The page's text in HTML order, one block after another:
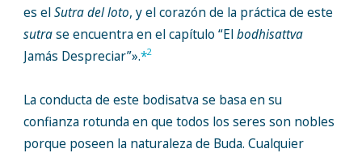
es elSutra del loto, y el corazón de la práctica de este
sutrase encuentra en el capítulo “Elbodhisattva
Jamás Despreciar”».*2
La conducta de este bodisatva se basa en su
confianza rotunda en que todos los seres son nobles
porque poseen la naturaleza de Buda. Cualquier